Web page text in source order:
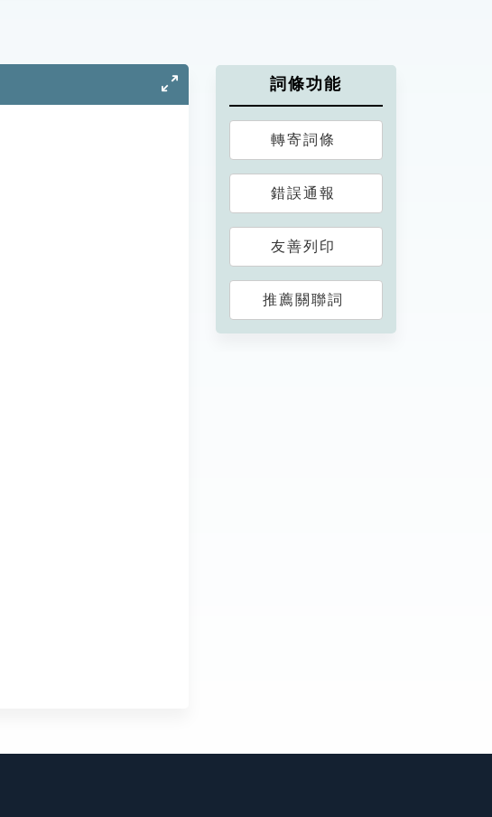
詞條功能
轉寄詞條
錯誤通報
友善列印
推薦關聯詞